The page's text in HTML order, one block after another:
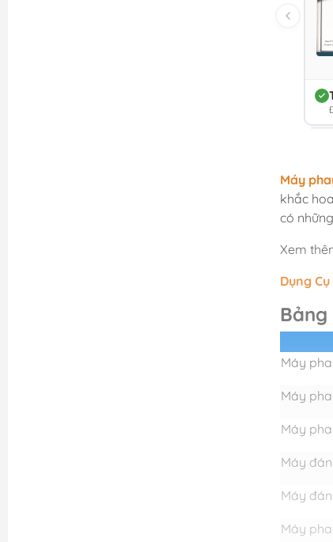
Máy
khắc
có
Xem
Dụng
Bảng
Máy
Máy
Máy
Máy
Máy
Máy